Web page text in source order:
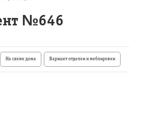
№646
На схеме дома Вариант отделки и меблировки